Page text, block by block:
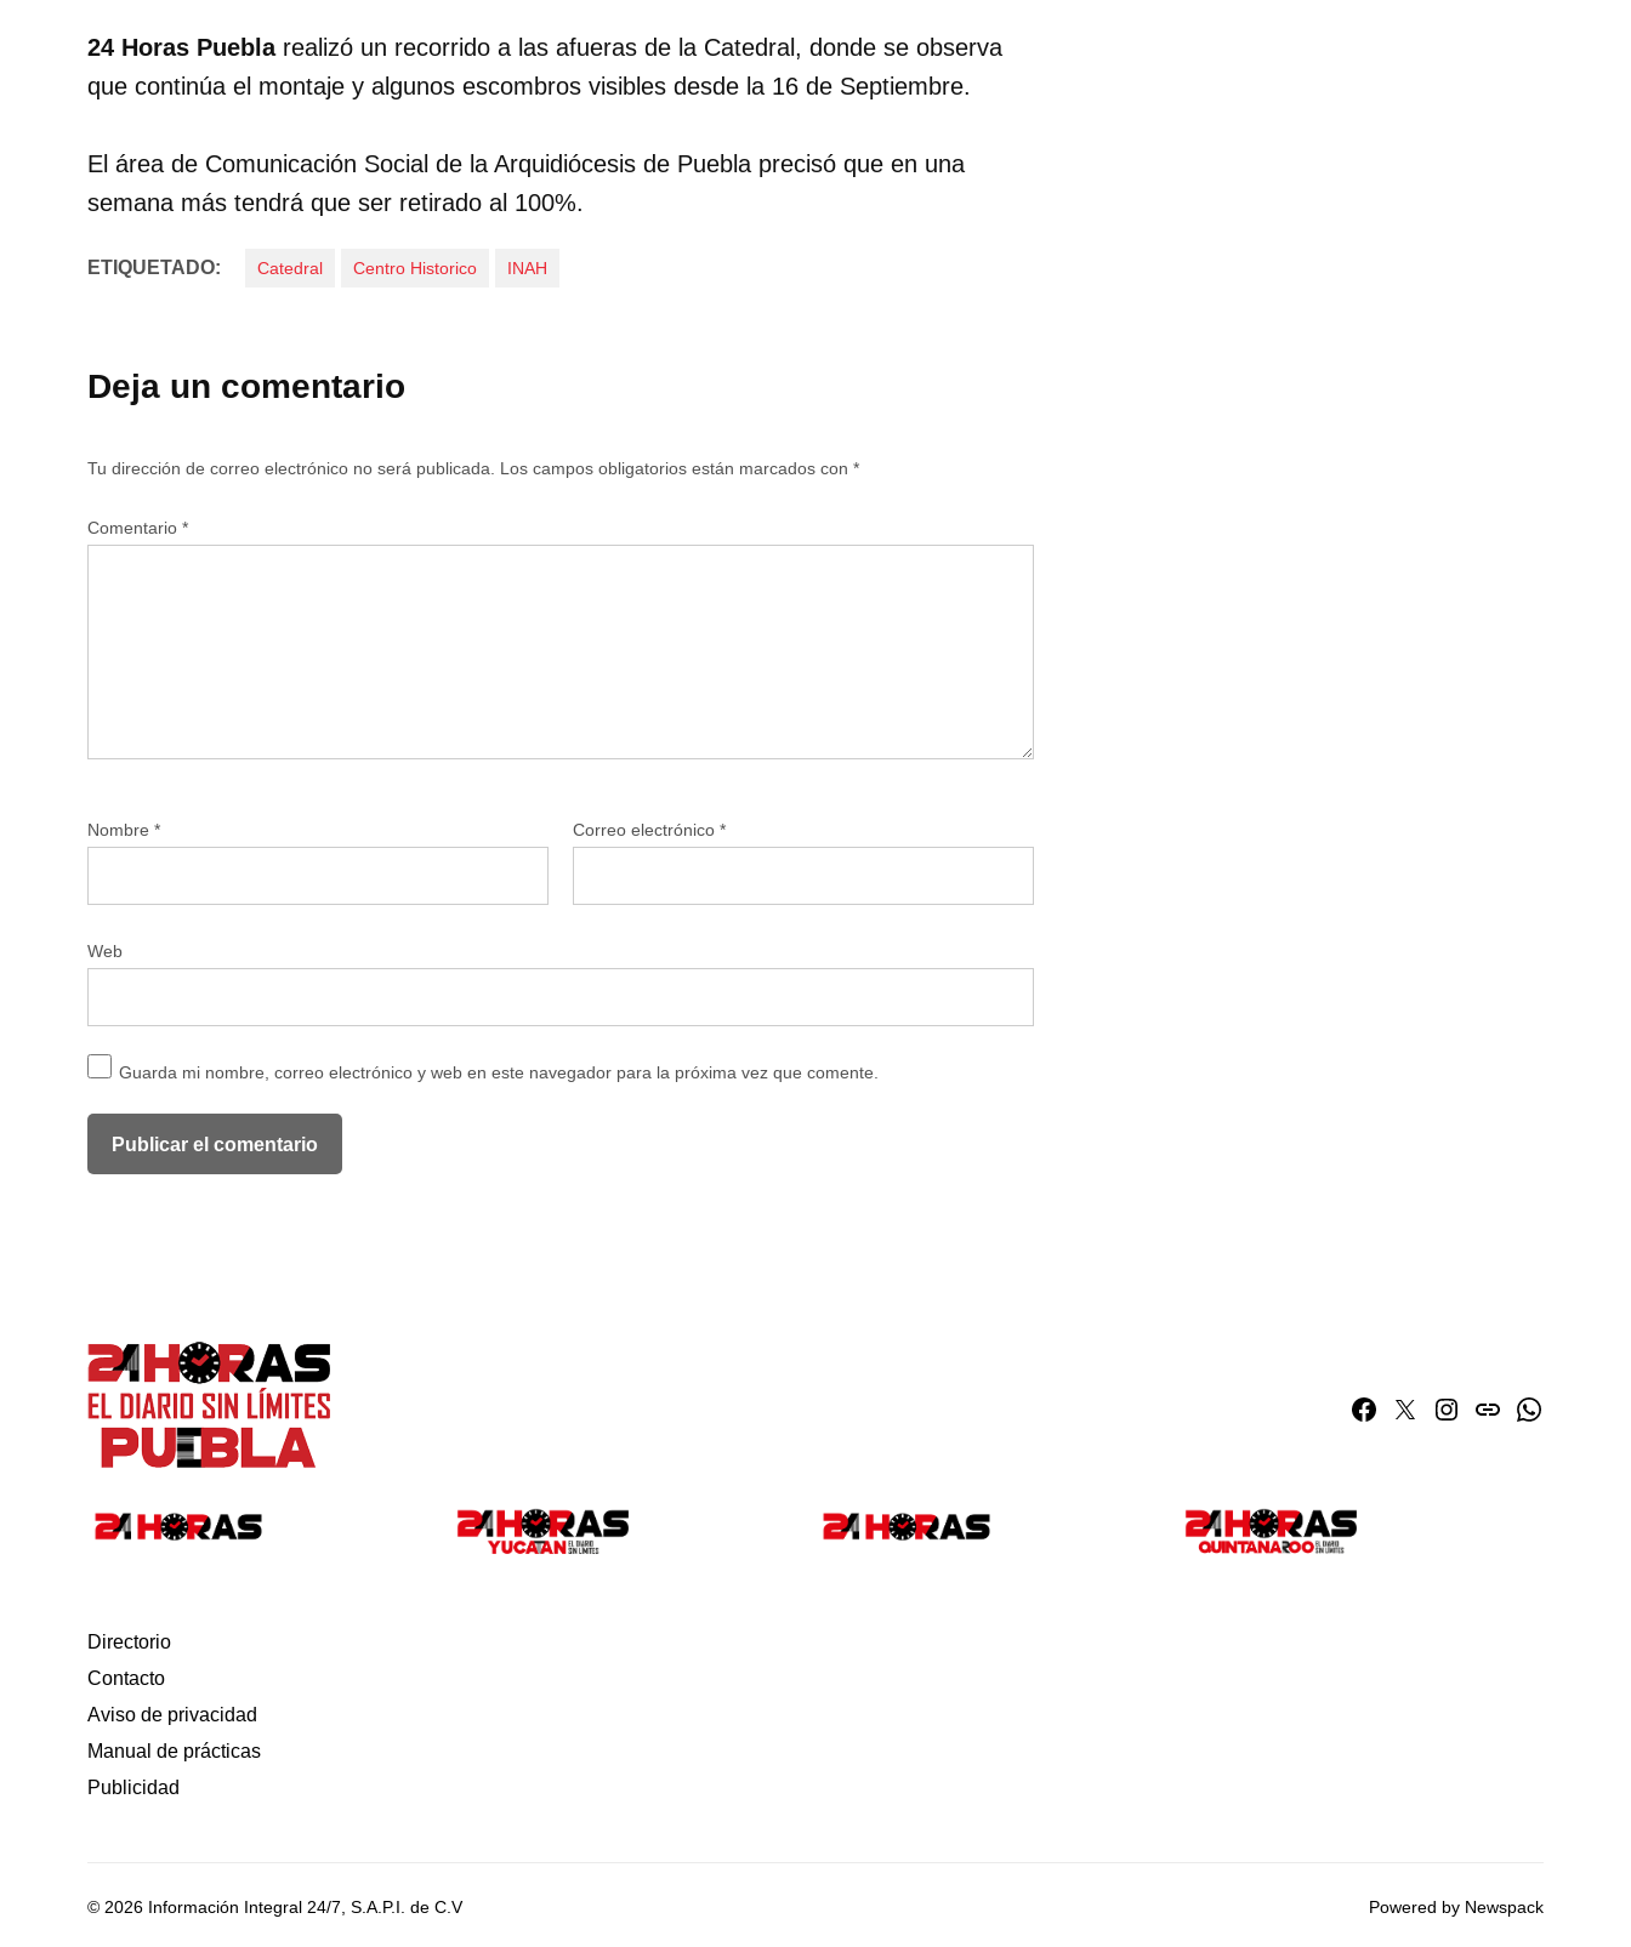
24 Horas Pueblarealizó un recorrido a las afueras de la Catedral, donde se observa
que continúa el montaje y algunos escombros visibles desde la 16 de Septiembre.
El área de Comunicación Social de la Arquidiócesis de Puebla precisó que en una
semana más tendrá que ser retirado al 100%.
ETIQUETADO: Catedral Centro Historico INAH
Deja un comentario
Tu dirección de correo electrónico no será publicada. Los campos obligatorios están marcados con *
Comentario *
Nombre * Correo electrónico *
Web
Guarda mi nombre, correo electrónico y web en este navegador para la próxima vez que comente.
Facebook
TwitterInstagram
issuuWhatsapp
Directorio
Contacto
Aviso de privacidad
Manual de prácticas
Publicidad
© 2026 Información Integral 24/7, S.A.P.I. de C.V Powered by Newspack